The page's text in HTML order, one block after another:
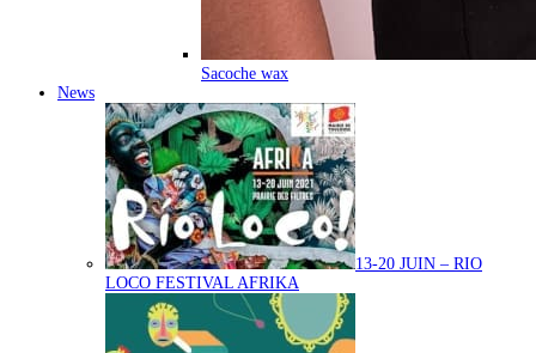
Sacoche wax
News
13-20 JUIN – RIO
LOCO FESTIVAL AFRIKA